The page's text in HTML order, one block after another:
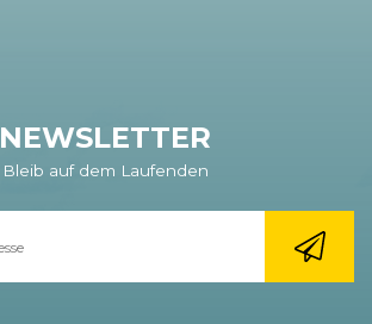
NEWSLETTER
Bleib auf dem Laufenden